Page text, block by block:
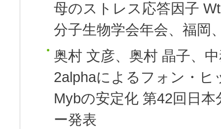
母のストレス応答因子
分子生物学会年会、福岡
奥村 文彦、奥村 晶子、
2alphaによるフォン・ヒ
Mybの安定化 第42回日本
ー発表